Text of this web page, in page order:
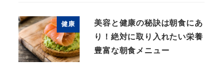
健康
美容と健康の秘訣は朝食にあ
り！絶対に取り入れたい栄養
豊富な朝食メニュー